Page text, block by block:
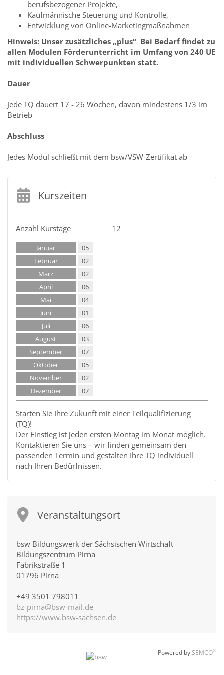
berufsbezogener Projekte,
Kaufmännische Steuerung und Kontrolle,
Entwicklung von Online-Marketingmaßnahmen
Hinweis: Unser zusätzliches „plus“ Bei Bedarf findet zu
allen Modulen Förderunterricht im Umfang von 240 UE
mit individuellen Schwerpunkten statt.
Dauer
Jede TQ dauert 17 - 26 Wochen, davon mindestens 1/3 im
Betrieb
Abschluss
Jedes Modul schließt mit dem bsw/VSW-Zertifikat ab
Kurszeiten
Anzahl Kurstage 12
Januar
05
Februar
02
März
02
April
06
Mai
04
Juni
01
Juli
06
August
03
September
07
Oktober
05
November
02
Dezember
07
Starten Sie Ihre Zukunft mit einer Teilqualifizierung
(TQ)!
Der Einstieg ist jeden ersten Montag im Monat möglich.
Kontaktieren Sie uns – wir finden gemeinsam den
passenden Termin und gestalten Ihre TQ individuell
nach Ihren Bedürfnissen.
Veranstaltungsort
bsw Bildungswerk der Sächsischen Wirtschaft
Bildungszentrum Pirna
Fabrikstraße 1
01796 Pirna
+49 3501 798011
bz-pirna@bsw-mail.de
https://www.bsw-sachsen.de
Powered bySEMCO®